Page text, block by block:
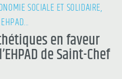
SOCIALE ET SOLIDAIRE,
en faveur
de Saint-Chef